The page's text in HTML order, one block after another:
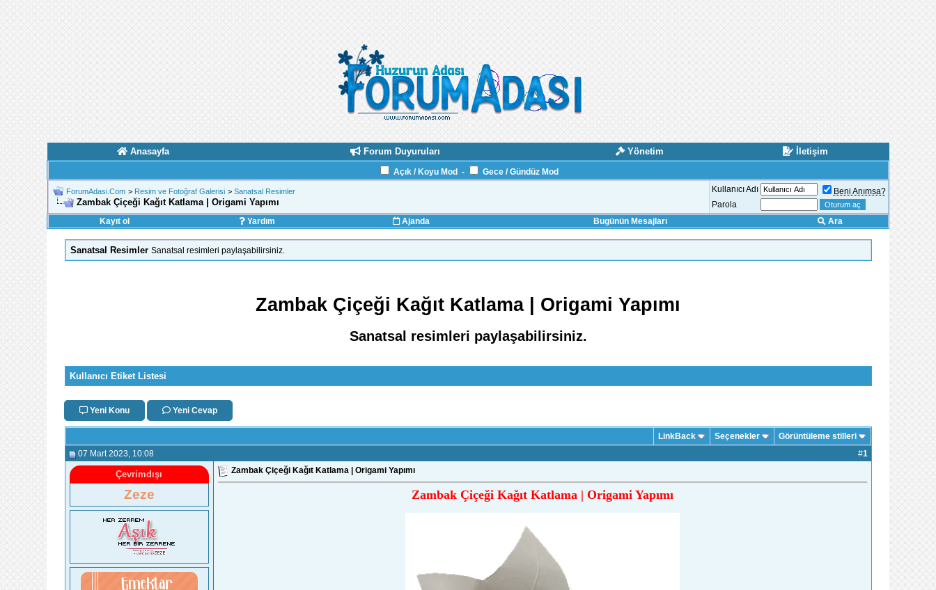
Anasayfa Forum Duyuruları Yönetim İletişim
Açık / Koyu Mod - Gece / Gündüz Mod
ForumAdasi.Com > Resim ve Fotoğraf Galerisi > Sanatsal Resimler
Zambak Çiçeği Kağıt Katlama | Origami Yapımı
Kullanıcı Adı
Beni Anımsa?
Parola
Kayıt ol
Yardım Ajanda Bugünün Mesajları Ara
Sanatsal Resimler Sanatsal resimleri paylaşabilirsiniz.
Zambak Çiçeği Kağıt Katlama | Origami Yapımı
Sanatsal resimleri paylaşabilirsiniz.
Kullanıcı Etiket Listesi
Yeni Konu Yeni Cevap
LinkBack Seçenekler Görüntüleme stilleri
07 Mart 2023 , 10:08 #1
Çevrimdışı
Zeze
Zambak Çiçeği Kağıt Katlama | Origami Yapımı
Zambak Çiçeği Kağıt Katlama | Origami Yapımı